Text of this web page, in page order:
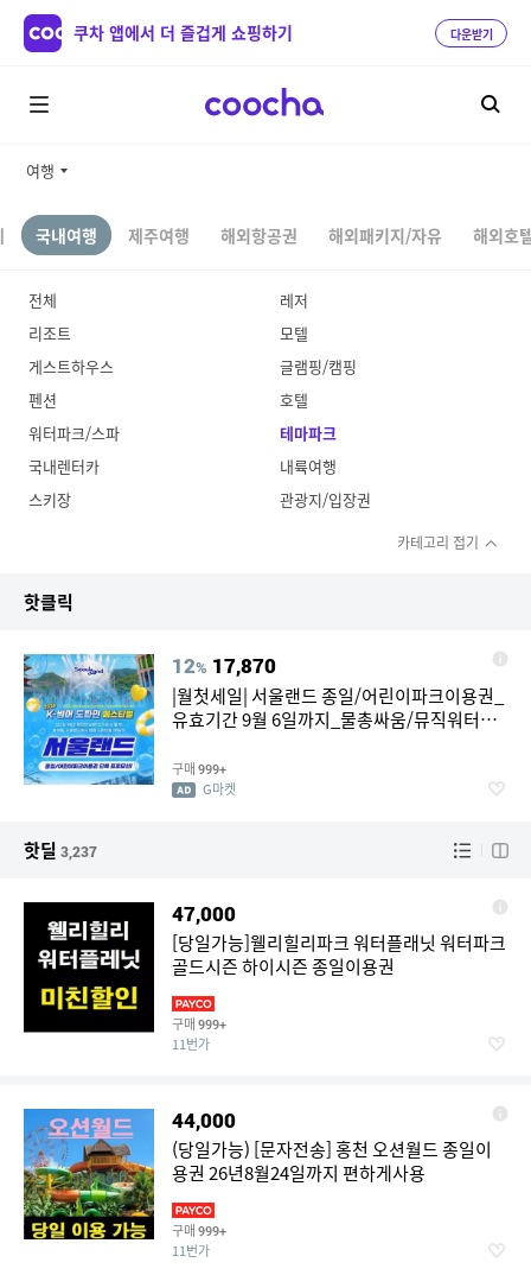
쿠차 앱에서 더 즐겁게 쇼핑하기 다운받기
여행
국내여행 제주여행 해외항공권 해외패키지/자유 해외호
전체
레저
리조트
모텔
게스트하우스
글램핑/캠핑
펜션
호텔
워터파크/스파
테마파크
국내렌터카
내륙여행
스키장
관광지/입장권
카테고리 접기
핫클릭
12% 17,870
|월첫세일| 서울랜드 종일/어린이파크이용권_
유효기간 9월 6일까지_물총싸움/뮤직워터팝/
구매 999+
G마켓
핫딜 3,237
47,000
[당일가능]웰리힐리파크 워터플래닛 워터파크
골드시즌 하이시즌 종일이용권
구매 999+
11번가
44,000
(당일가능) [문자전송] 홍천 오션월드 종일이
용권 26년8월24일까지 편하게사용
구매 999+
11번가